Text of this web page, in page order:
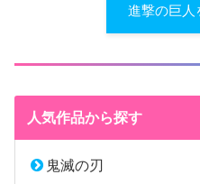
進撃の巨人
人気作品から探す
鬼滅の刃